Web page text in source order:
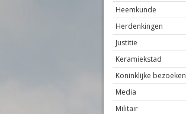
Heemkunde
Herdenkingen
Justitie
Keramiekstad
Koninklijke bezoeken
Media
Militair